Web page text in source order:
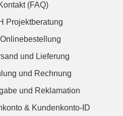
(FAQ)
Projektberatung
und Lieferung
und Rechnung
und Reklamation
& Kundenkonto-ID